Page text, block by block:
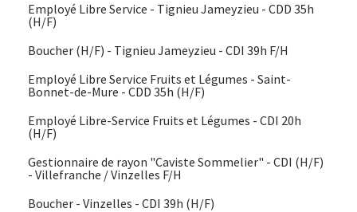
Employé Libre Service - Tignieu Jameyzieu - CDD 35h
(H/F)
Boucher (H/F) - Tignieu Jameyzieu - CDI 39h F/H
Employé Libre Service Fruits et Légumes - Saint-
Bonnet-de-Mure - CDD 35h (H/F)
Employé Libre-Service Fruits et Légumes - CDI 20h
(H/F)
Gestionnaire de rayon "Caviste Sommelier" - CDI (H/F)
- Villefranche / Vinzelles F/H
Boucher - Vinzelles - CDI 39h (H/F)